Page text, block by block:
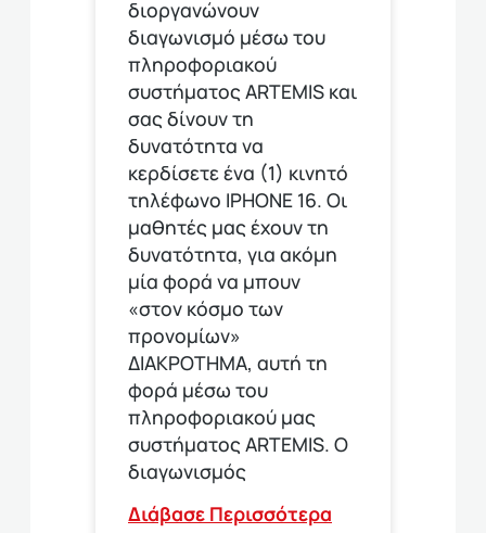
διοργανώνουν
διαγωνισμό μέσω του
πληροφοριακού
συστήματος ARTEMIS και
σας δίνουν τη
δυνατότητα να
κερδίσετε ένα (1) κινητό
τηλέφωνο ΙΡΗΟΝΕ 16. Οι
μαθητές μας έχουν τη
δυνατότητα, για ακόμη
μία φορά να μπουν
«στον κόσμο των
προνομίων»
ΔΙΑΚΡΟΤΗΜΑ, αυτή τη
φορά μέσω του
πληροφοριακού μας
συστήματος ARTEMIS. Ο
διαγωνισμός
Διάβασε Περισσότερα